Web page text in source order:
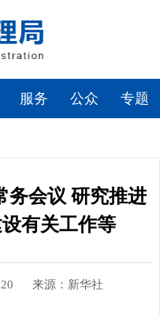
服务 公众 专题
务会议 研究推进
有关工作等
来源：新华社